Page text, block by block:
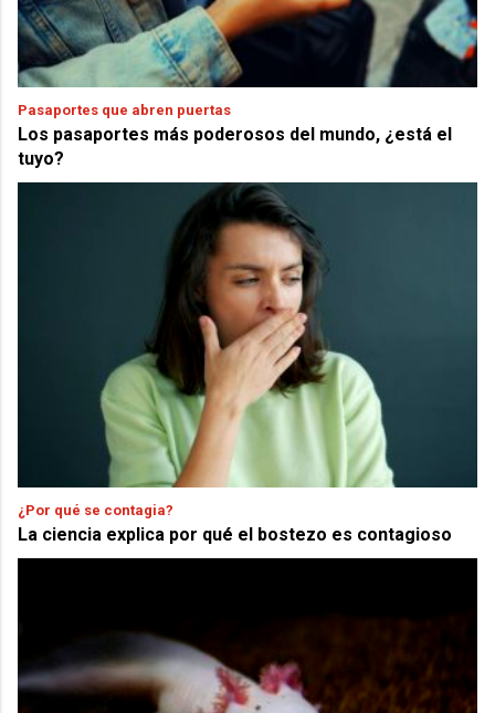
Pasaportes que abren puertas
Los pasaportes más poderosos del mundo, ¿está el
tuyo?
¿Por qué se contagia?
La ciencia explica por qué el bostezo es contagioso